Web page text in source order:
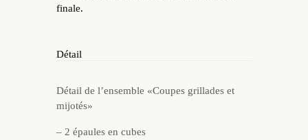
finale.
Détail
Détail de l’ensemble «Coupes grillades et
mijotés»
– 2 épaules en cubes